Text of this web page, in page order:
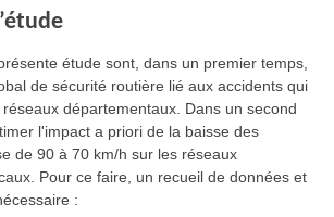
étude sont, dans un premier temps,
de sécurité routière lié aux accidents qui
départementaux. Dans un second
l'impact a priori de la baisse des
de 90 à 70 km/h sur les réseaux
Pour ce faire, un recueil de données et
: